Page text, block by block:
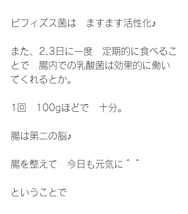
ビフィズス菌は　ますます活性化♪
また、2,3日に一度　定期的に食べるこ
とで　腸内での乳酸菌は効果的に働い
てくれるとか。
1回　100gほどで　十分。
腸は第二の脳♪
腸を整えて　今日も元気に＾＾
ということで